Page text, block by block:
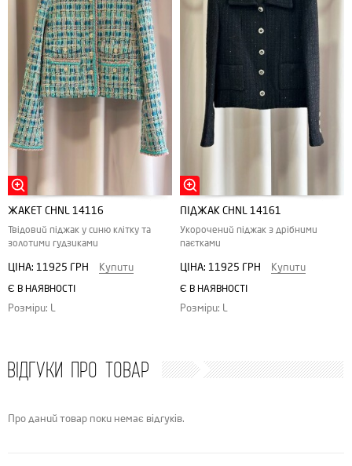
ЖАКЕТ CHNL 14116
Твідовий піджак у синю клітку та
золотими гудзиками
ЦІНА: 11925 ГРН Купити
Є В НАЯВНОСТІ
Розміри: L
ПІДЖАК CHNL 14161
Укорочений піджак з дрібними
паєтками
ЦІНА: 11925 ГРН Купити
Є В НАЯВНОСТІ
Розміри: L
ВІДГУКИ ПРО ТОВАР
Про даний товар поки немає відгуків.